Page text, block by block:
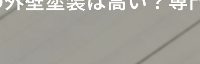
ュレーション